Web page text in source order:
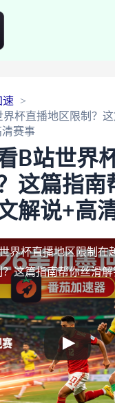
速
杯直播地区限制？
赛事
B站世界
这篇指南
解说+高
界杯直播地区限制在
这篇指南帮你丝滑